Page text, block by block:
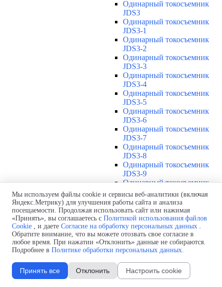
Одинарный токосъемник
JDS3
Одинарный токосъемник
JDS3-1
Одинарный токосъемник
JDS3-2
Одинарный токосъемник
JDS3-3
Одинарный токосъемник
JDS3-4
Одинарный токосъемник
JDS3-5
Одинарный токосъемник
JDS3-6
Одинарный токосъемник
JDS3-7
Одинарный токосъемник
JDS3-8
Одинарный токосъемник
JDS3-9
Одинарный токосъемник
JDS3-10
Одинарный токосъемник
JDS3-11
Одинарный токосъемник
JDS3-12
Соединения U12 ▼
Защитная оболочка для
соединений U12
Стыковочное соединение U12
Подводы питания U12
▼
Мы используем файлы cookie и сервисы веб-аналитики (включая
Яндекс.Метрику) для улучшения работы сайта и анализа
посещаемости. Продолжая использовать сайт или нажимая
«Принять», вы соглашаетесь с Политикой использования файлов
Cookie , и даете Согласие на обработку персональных данных .
Обратите внимание, что вы можете отозвать свое согласие в
любое время. При нажатии «Отклонить» данные не собираются.
Подробнее в Политике обработки персональных данных.
Принять все Отклонить Настроить cookie